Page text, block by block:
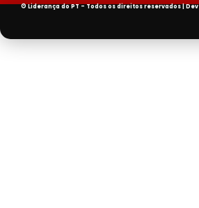
© Liderança do PT - Todos os direitos reservados | Dev